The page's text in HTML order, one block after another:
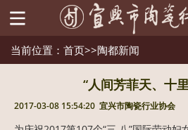
当前位置： 首页>>陶都新闻
“人间芳菲天、十
2017-03-08 15:54:20 宜兴市陶瓷行业协会